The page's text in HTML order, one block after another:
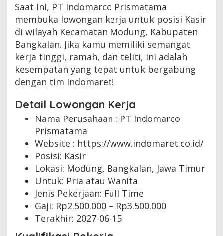
Saat ini, PT Indomarco Prismatama
membuka lowongan kerja untuk posisi Kasir
di wilayah Kecamatan Modung, Kabupaten
Bangkalan. Jika kamu memiliki semangat
kerja tinggi, ramah, dan teliti, ini adalah
kesempatan yang tepat untuk bergabung
dengan tim Indomaret!
Detail Lowongan Kerja
Nama Perusahaan : PT Indomarco
Prismatama
Website : https://www.indomaret.co.id/
Posisi: Kasir
Lokasi: Modung, Bangkalan, Jawa Timur
Untuk: Pria atau Wanita
Jenis Pekerjaan: Full Time
Gaji: Rp2.500.000 – Rp3.500.000
Terakhir: 2027-06-15